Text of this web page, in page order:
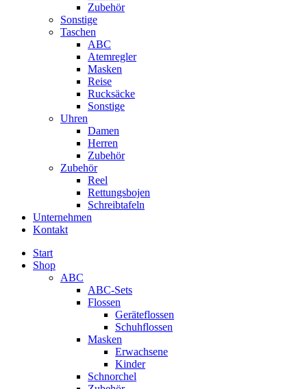
Zubehör
Sonstige
Taschen
ABC
Atemregler
Masken
Reise
Rucksäcke
Sonstige
Uhren
Damen
Herren
Zubehör
Zubehör
Reel
Rettungsbojen
Schreibtafeln
Unternehmen
Kontakt
Start
Shop
ABC
ABC-Sets
Flossen
Geräteflossen
Schuhflossen
Masken
Erwachsene
Kinder
Schnorchel